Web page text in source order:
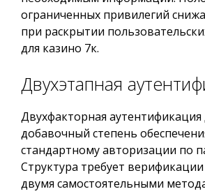
ограниченных привилегий
при раскрытии
для казино 7к.
Двухэтапная
Двухфакторная аутентификация
добавочный степень
стандартному авторизации по
Структура требует
двумя самостоятельными